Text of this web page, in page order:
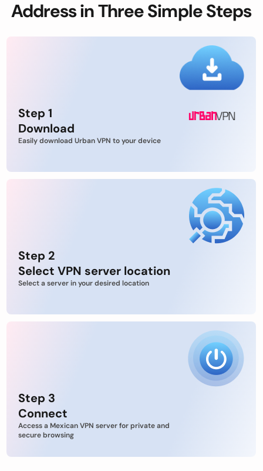
Address in Three Simple Steps
Step 1
Download
Easily download Urban VPN to your device
Step 2
Select VPN server location
Select a server in your desired location
Step 3
Connect
Access a Mexican VPN server for private and
secure browsing